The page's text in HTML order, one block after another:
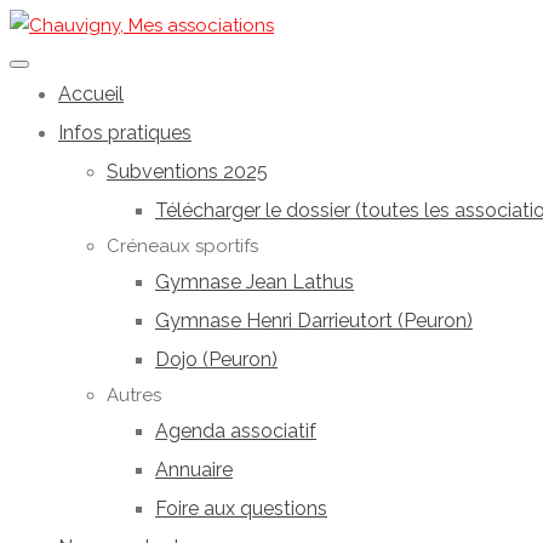
Accueil
Infos pratiques
Subventions 2025
Télécharger le dossier (toutes les
Créneaux sportifs
Gymnase Jean Lathus
Gymnase Henri Darrieutort (Peuron)
Dojo (Peuron)
Autres
Agenda associatif
Annuaire
Foire aux questions